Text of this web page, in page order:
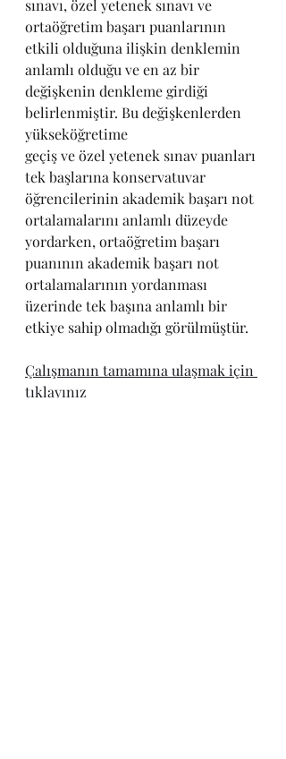
sınavı, özel yetenek sınavı ve
ortaöğretim başarı puanlarının
etkili olduğuna ilişkin denklemin
anlamlı olduğu ve en az bir
değişkenin denkleme girdiği
belirlenmiştir. Bu değişkenlerden
yükseköğretime
geçiş ve özel yetenek sınav puanları
tek başlarına konservatuvar
öğrencilerinin akademik başarı not
ortalamalarını anlamlı düzeyde
yordarken, ortaöğretim başarı
puanının akademik başarı not
ortalamalarının yordanması
üzerinde tek başına anlamlı bir
etkiye sahip olmadığı görülmüştür.
Çalışmanın tamamına ulaşmak için
tıklayınız